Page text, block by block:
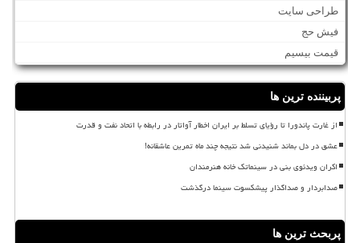
طراحی سایت
فیش حج
قیمت بیسیم
پربیننده ترین ها
از غارت پاندورا تا رؤیای تسلط بر ایران اخطار آواتار در رابطه با اتحاد نفت و قدرت
عشق در دل بماند شنیدنی شد نتیجه چند ماه تمرین عاشقانه!
اکران ویدئوی بنی در سینماتک خانه هنرمندان
صدابردار و صداگذار پیشکسوت سینما درگذشت
پربحث ترین ها